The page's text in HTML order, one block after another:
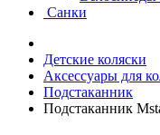
Санки
Детские коляски
Аксессуары для
Подстаканник
Подстаканник